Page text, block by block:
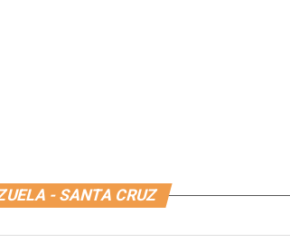
- SANTA CRUZ